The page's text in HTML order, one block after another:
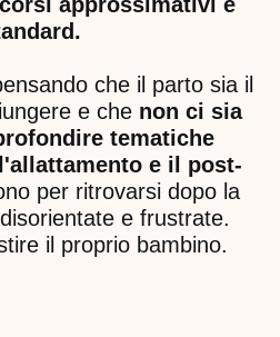
che il parto sia il
e che non ci sia
tematiche
e il post-
per ritrovarsi dopo la
e frustrate.
il proprio bambino.